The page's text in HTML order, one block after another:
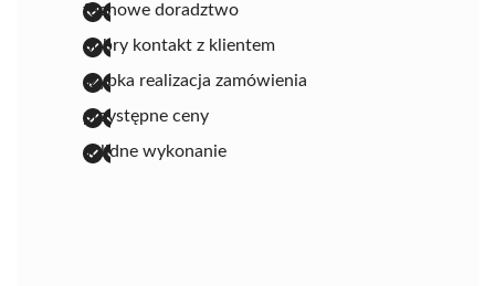
fachowe doradztwo
dobry kontakt z klientem
szybka realizacja zamówienia
przystępne ceny
solidne wykonanie